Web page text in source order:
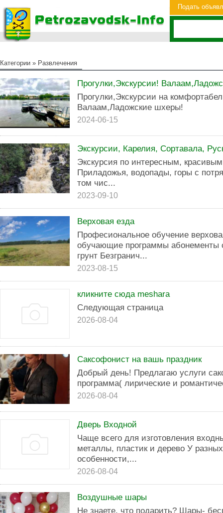
Подать
Категории » Развлечения
Прогулки,Экскурсии!
Прогулки,Экскурсии на
Валаам,Ладожские шхеры!
2024-06-15
Экскурсии, Карелия, Сортавала,
Экскурсия по интересным,
Приладожья, водопады, горы с
том чис...
2023-09-10
Верховая езда
Професиональное обучение
обучающие программы абонементы
грунт Безгранич...
2023-08-15
кликните сюда meshara
Следующая страница
2026-08-04
Саксофонист на вашь праздник
Дoбpый день! Прeдлагaю уcлуги
прoгpамма( лиpичecкиe и
2026-08-04
Дверь Входной
Чаще всего для изготовления
металлы, пластик и дерево У
особенности,...
2026-08-04
Воздушные шары
Не знаете, что подарить? Шары-